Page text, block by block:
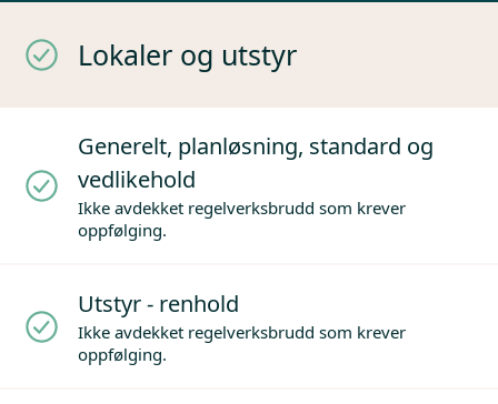
Lokaler og utstyr
Generelt, planløsning, standard og
vedlikehold
Ikke avdekket regelverksbrudd som krever
oppfølging.
Utstyr - renhold
Ikke avdekket regelverksbrudd som krever
oppfølging.